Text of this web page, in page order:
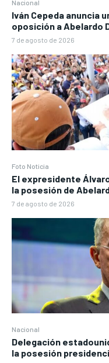
Nacional
Iván Cepeda anuncia
oposición a Abelardo
7 de agosto de 2026
Foto Noticia
El expresidente
la posesión de
7 de agosto de 2026
Nacional
Delegación
la posesión